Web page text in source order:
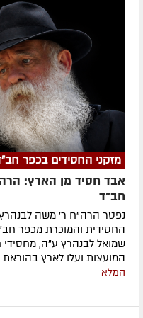
מזקני החסידים בכפר
אבד חסיד מן הארץ:
חב"ד
נפטר הרה"ח ר' משה
החסידית והמוכרת מכפר
שמואל לבנהרץ ע"ה,
המועצות ועלו לארץ
המלא